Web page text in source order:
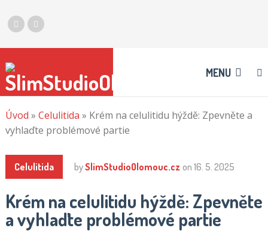
MENU
Úvod » Celulitida » Krém na celulitidu hýždě: Zpevněte a
vyhlaďte problémové partie
Celulitida bySlimStudioOlomouc.cz on 16. 5. 2025
Krém na celulitidu hýždě: Zpevněte
a vyhlaďte problémové partie